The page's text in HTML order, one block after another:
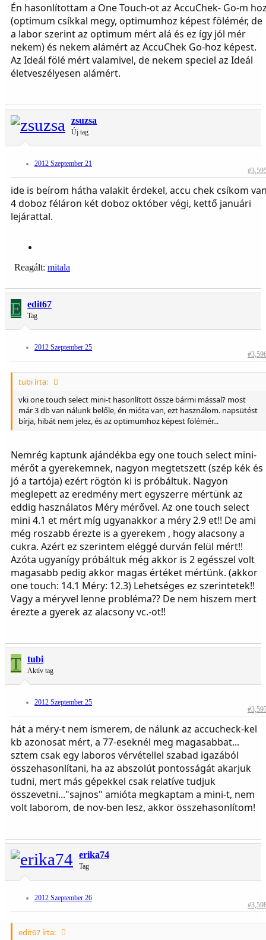
Én hasonlítottam a One Touch-ot az AccuChek- Go-m
(optimum csíkkal megy, optimumhoz képest fölémér, de
a labor szerint az optimum mért alá és ez így jól mér
nekem) és nekem alámért az AccuChek Go-hoz képest.
Az Ideál fölé mért valamivel, de nekem speciel az Ideál
életveszélyesen alámért.
zsuzsa
Új tag
2012 Szeptember 21
ide is beírom hátha valakit érdekel, accu chek csíkom
4 doboz féláron két doboz október végi, kettő januári
lejárattal.
Reagált: mitala
E edit67
Tag
2012 Szeptember 25
tubi írta:
vki one touch select mini-t hasonlított össze bármi mással? most
már 3 db van nálunk belőle, én mióta van, ezt használom. napsütést
bírja, hibát nem jelez, és az optimumhoz képest fölémér...
Nemrég kaptunk ajándékba egy one touch select mini-
mérőt a gyerekemnek, nagyon megtetszett (szép kék és
jó a tartója) ezért rögtön ki is próbáltuk. Nagyon
meglepett az eredmény mert egyszerre mértünk az
eddig használatos Méry mérővel. Az one touch select
mini 4.1 et mért míg ugyanakkor a méry 2.9 et!! De ami
még roszabb érezte is a gyerekem , hogy alacsony a
cukra. Azért ez szerintem eléggé durván felül mért!!
Azóta ugyanígy próbáltuk még akkor is 2 egésszel volt
magasabb pedig akkor magas értéket mértünk. (akkor
one touch: 14.1 Méry: 12.3) Lehetséges ez szerintetek!!
Vagy a méryvel lenne probléma?? De nem hiszem mert
érezte a gyerek az alacsony vc.-ot!!
T tubi
Aktív tag
2012 Szeptember 25
hát a méry-t nem ismerem, de nálunk az accucheck-kel
kb azonosat mért, a 77-eseknél meg magasabbat...
sztem csak egy laboros vérvétellel szabad igazából
összehasonlítani, ha az abszolút pontosságát akarjuk
tudni, mert más gépekkel csak relatíve tudjuk
összevetni..."sajnos" amióta megkaptam a mini-t, nem
volt laborom, de nov-ben lesz, akkor összehasonlítom!
erika74
Tag
2012 Szeptember 26
edit67 írta: